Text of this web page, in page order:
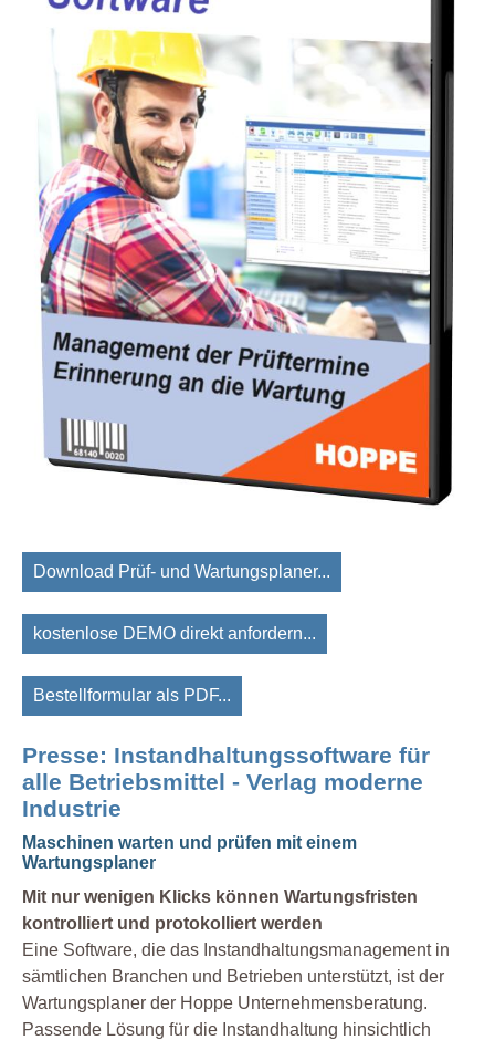
Download Prüf- und Wartungsplaner...
kostenlose DEMO direkt anfordern...
Bestellformular als PDF...
Presse: Instandhaltungssoftware für
alle Betriebsmittel - Verlag moderne
Industrie
Maschinen warten und prüfen mit einem
Wartungsplaner
Mit nur wenigen Klicks können Wartungsfristen
kontrolliert und protokolliert werden
Eine Software, die das Instandhaltungsmanagement in
sämtlichen Branchen und Betrieben unterstützt, ist der
Wartungsplaner der Hoppe Unternehmensberatung.
Passende Lösung für die Instandhaltung hinsichtlich